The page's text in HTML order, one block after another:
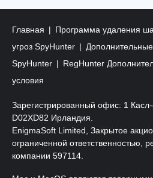
Главная Программа удаления
угроз SpyHunter
SpyHunter
RegHunter
условия
Зарегистрированный офис: 1
D02XD82 Ирландия.
EnigmaSoft Limited, Закрытое
ограниченной ответственностью,
компании 597114.